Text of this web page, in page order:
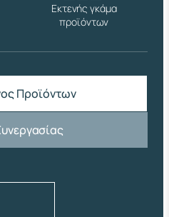
Εκτενής γκάμα
προϊόντων
Προϊόντων